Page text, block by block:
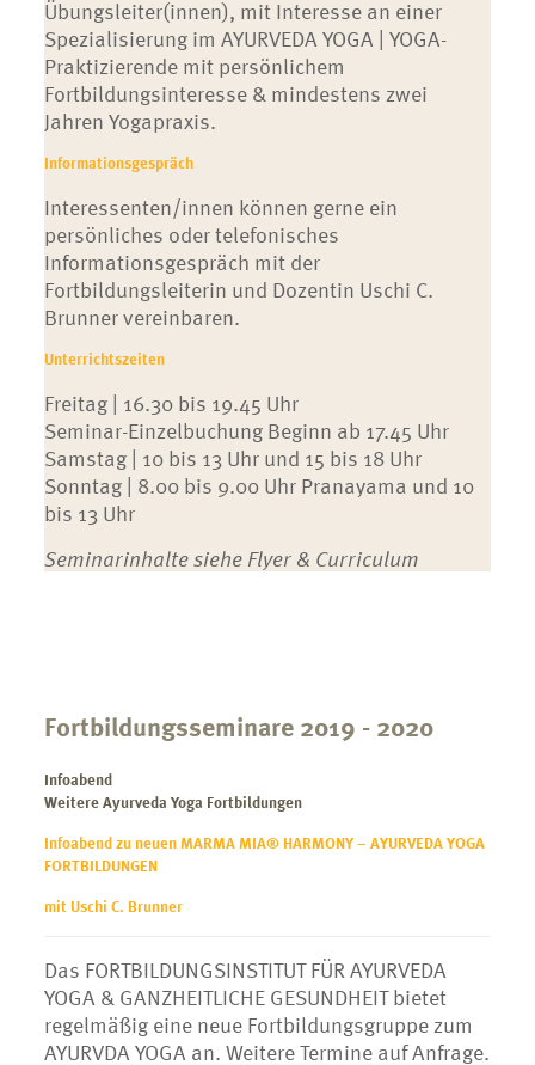
Übungsleiter(innen), mit Interesse an einer
Spezialisierung im AYURVEDA YOGA | YOGA-
Praktizierende mit persönlichem
Fortbildungsinteresse & mindestens zwei
Jahren Yogapraxis.
Informationsgespräch
Interessenten/innen können gerne ein
persönliches oder telefonisches
Informationsgespräch mit der
Fortbildungsleiterin und Dozentin Uschi C.
Brunner vereinbaren.
Unterrichtszeiten
Freitag| 16.30 bis 19.45 Uhr
Seminar-Einzelbuchung Beginn ab 17.45 Uhr
Samstag| 10 bis 13 Uhr und 15 bis 18 Uhr
Sonntag| 8.00 bis 9.00 Uhr Pranayama und 10
bis 13 Uhr
Seminarinhalte siehe Flyer & Curriculum
Fortbildungsseminare 2019 - 2020
Infoabend
Weitere Ayurveda Yoga Fortbildungen
Infoabend zu neuenMARMA MIA® HARMONY – AYURVEDA YOGA
FORTBILDUNGEN
mit Uschi C. Brunner
Das FORTBILDUNGSINSTITUT FÜR AYURVEDA
YOGA & GANZHEITLICHE GESUNDHEIT bietet
regelmäßig eine neue Fortbildungsgruppe zum
AYURVDA YOGA an. Weitere Termine auf Anfrage.